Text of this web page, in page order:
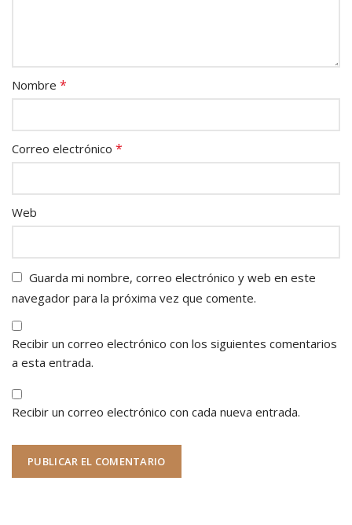
Nombre *
Correo electrónico *
Web
Guarda mi nombre, correo electrónico y web en este
navegador para la próxima vez que comente.
Recibir un correo electrónico con los siguientes comentarios
a esta entrada.
Recibir un correo electrónico con cada nueva entrada.